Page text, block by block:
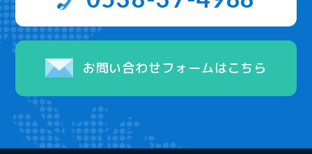
お問い合わせフォームはこちら